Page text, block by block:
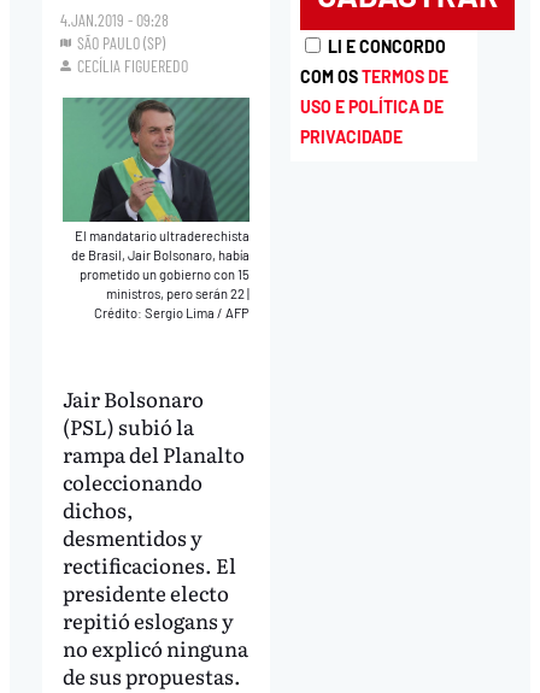
4.JAN.2019 - 09:28
SÃO PAULO (SP)
CECÍLIA FIGUEREDO
El mandatario ultraderechista
de Brasil, Jair Bolsonaro, había
prometido un gobierno con 15
ministros, pero serán 22
Crédito: Sergio Lima / AFP
Jair Bolsonaro
(PSL) subió la
rampa del Planalto
coleccionando
dichos,
desmentidos y
rectificaciones. El
presidente electo
repitió eslogans y
no explicó ninguna
de sus propuestas.
LI E CONCORDO
COM OSTERMOS DE
USO E POLÍTICA DE
PRIVACIDADE